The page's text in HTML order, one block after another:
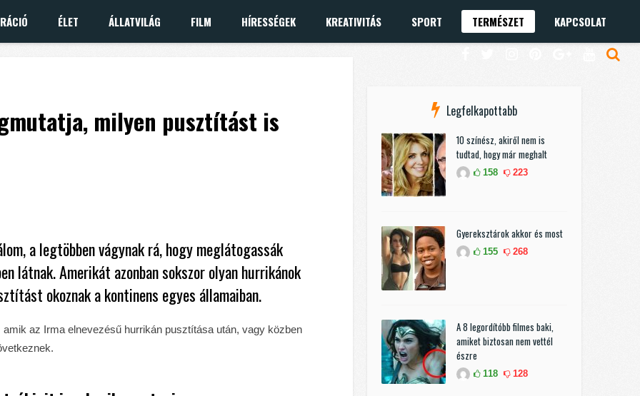
ÉLET ÁLLATVILÁG FILM HÍRESSÉGEK KREATIVITÁS SPORT TERMÉSZET KAPCSOLAT
milyen pusztítást is
a legtöbben vágynak rá, hogy meglátogassák
látnak. Amerikát azonban sokszor olyan hurrikánok
okoznak a kontinens egyes államaiban.
az Irma elnevezésű hurrikán pusztítása után, vagy közben
Legfelkapottabb
10 színész, akiről nem is
tudtad, hogy már meghalt
158 223
Gyereksztárok akkor és most
155 268
A 8 legordítóbb filmes baki,
amiket biztosan nem vettél
észre
118 128